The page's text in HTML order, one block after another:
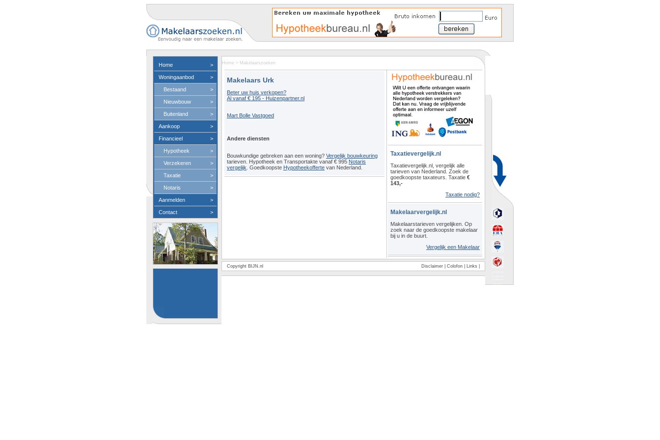
Home >
Woningaanbod >
Bestaand >
Nieuwbouw >
Buitenland >
Aankoop >
Financieel >
Hypotheek >
Verzekeren >
Taxatie >
Notaris >
Aanmelden >
Contact >
Home > Makelaarszoeken
Makelaars Urk
Beter uw huis verkopen?
Al vanaf € 195 - Huizenpartner.nl
Mart Bolle Vastgoed
Andere diensten
Bouwkundige gebreken aan een woning? Vergelijk bouwkeuring
tarieven. Hypotheek en Transportakte vanaf € 995 Notaris
vergelijk . Goedkoopste Hypotheekofferte van Nederland.
Taxatievergelijk.nl
Taxatievergelijk.nl, vergelijk alle
tarieven van Nederland. Zoek de
goedkoopste taxateurs. Taxatie €
143,-
Taxatie nodig?
Makelaarvergelijk.nl
Makelaarstarieven vergelijken. Op
zoek naar de goedkoopste makelaar
bij u in de buurt.
Vergelijk een Makelaar
Copyright BIJN.nl Disclaimer Colofon Links